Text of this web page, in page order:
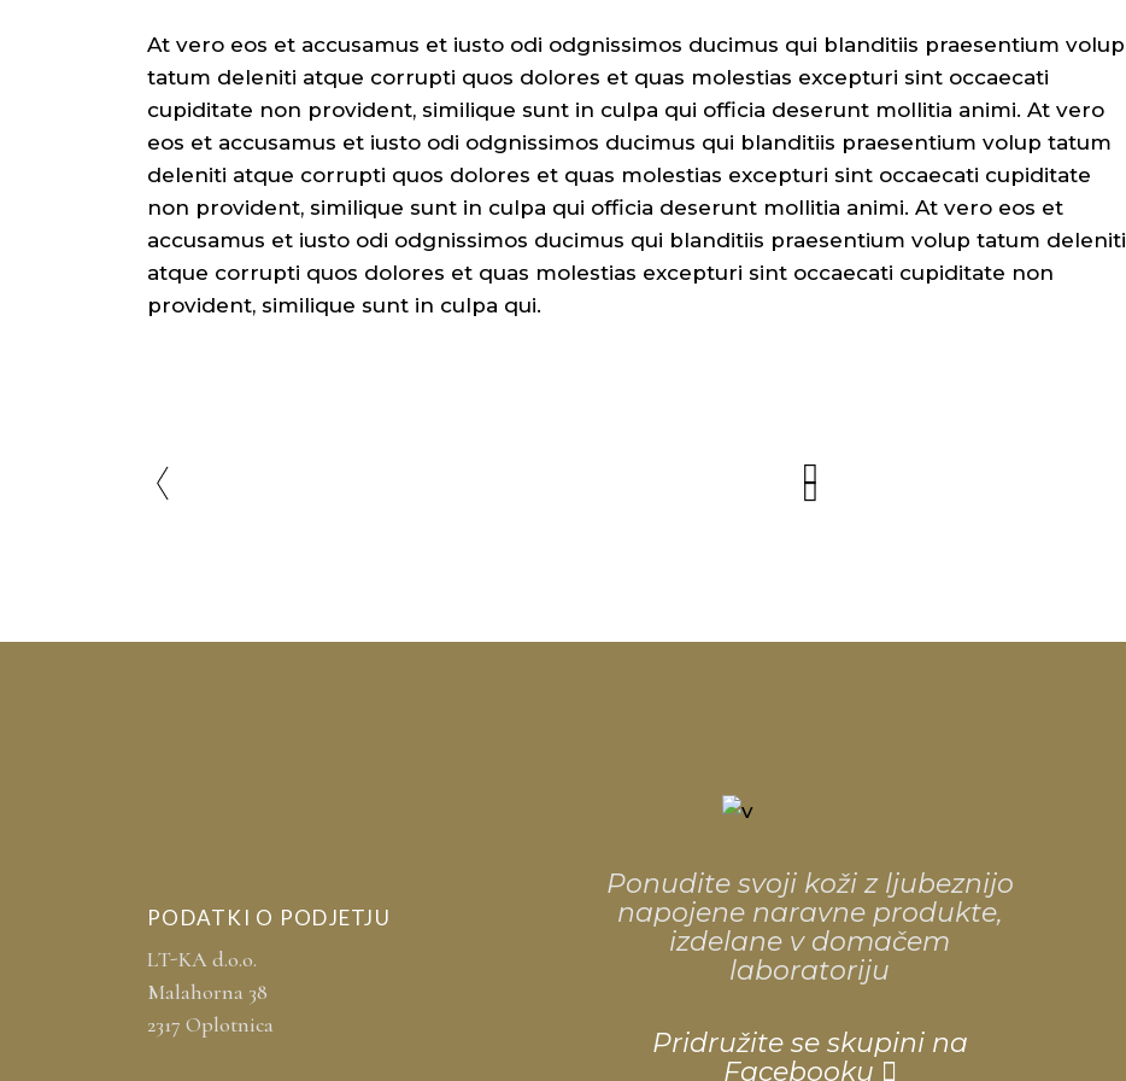
At vero eos et accusamus et iusto odi odgnissimos ducimus qui blanditiis praesentium volup
tatum deleniti atque corrupti quos dolores et quas molestias excepturi sint occaecati
cupiditate non provident, similique sunt in culpa qui officia deserunt mollitia animi. At vero
eos et accusamus et iusto odi odgnissimos ducimus qui blanditiis praesentium volup tatum
deleniti atque corrupti quos dolores et quas molestias excepturi sint occaecati cupiditate
non provident, similique sunt in culpa qui officia deserunt mollitia animi. At vero eos et
accusamus et iusto odi odgnissimos ducimus qui blanditiis praesentium volup tatum deleniti
atque corrupti quos dolores et quas molestias excepturi sint occaecati cupiditate non
provident, similique sunt in culpa qui.
PODATKI O PODJETJU
LT-KA d.o.o.
Malahorna 38
2317 Oplotnica
Ponudite svoji koži z ljubeznijo
napojene naravne produkte,
izdelane v domačem
laboratoriju
Pridružite se skupini na
Facebooku